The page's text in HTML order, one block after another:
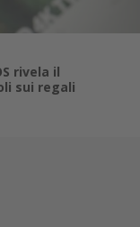
rivela il
sui regali